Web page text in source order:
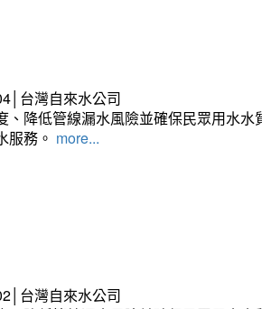
台灣自來水公司
、降低管線漏水風險並確保民眾用水
服務。 more...
台灣自來水公司